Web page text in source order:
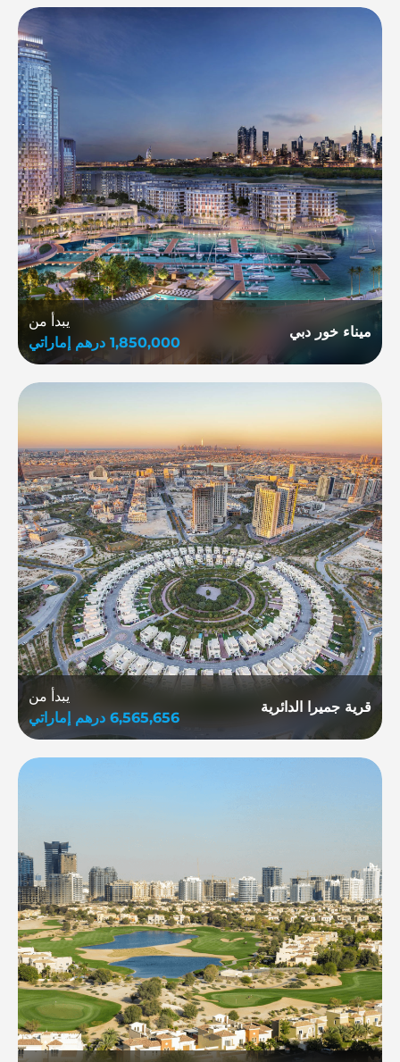
ميناء خور دبي
يبدأ من
1,850,000 درهم إماراتي
قرية جميرا الدائرية
يبدأ من
6,565,656 درهم إماراتي